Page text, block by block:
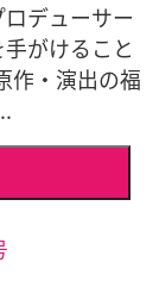
デューサー
がけること
作・演出の福